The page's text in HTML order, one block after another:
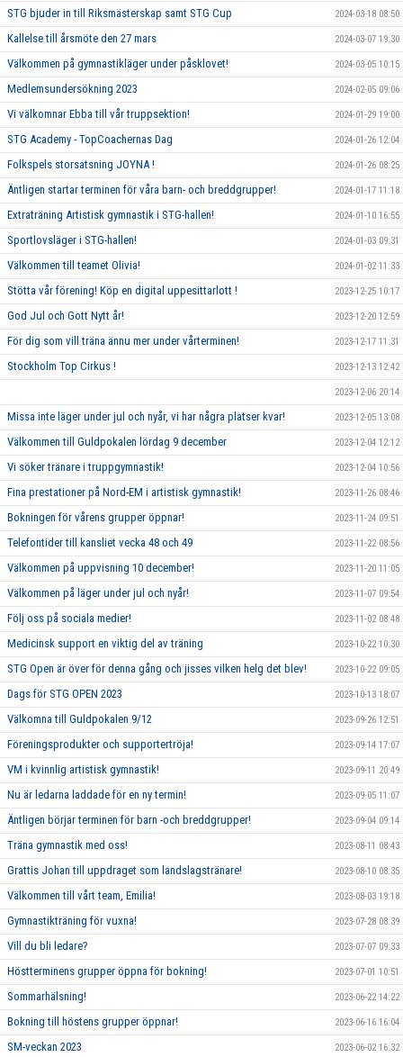
STG bjuder in till Riksmästerskap samt STG Cup 2024-03-18 08:50
Kallelse till årsmöte den 27 mars 2024-03-07 19:30
Välkommen på gymnastikläger under påsklovet! 2024-03-05 10:15
Medlemsundersökning 2023 2024-02-05 09:06
Vi välkomnar Ebba till vår truppsektion! 2024-01-29 19:00
STG Academy - TopCoachernas Dag 2024-01-26 12:04
Folkspels storsatsning JOYNA ! 2024-01-26 08:25
Äntligen startar terminen för våra barn- och breddgrupper! 2024-01-17 11:18
Extraträning Artistisk gymnastik i STG-hallen! 2024-01-10 16:55
Sportlovsläger i STG-hallen! 2024-01-03 09:31
Välkommen till teamet Olivia! 2024-01-02 11:33
Stötta vår förening! Köp en digital uppesittarlott ! 2023-12-25 10:17
God Jul och Gott Nytt år! 2023-12-20 12:59
För dig som vill träna ännu mer under vårterminen! 2023-12-17 11:31
Stockholm Top Cirkus ! 2023-12-13 12:42
2023-12-06 20:14
Missa inte läger under jul och nyår, vi har några platser kvar! 2023-12-05 13:08
Välkommen till Guldpokalen lördag 9 december 2023-12-04 12:12
Vi söker tränare i truppgymnastik! 2023-12-04 10:56
Fina prestationer på Nord-EM i artistisk gymnastik! 2023-11-26 08:46
Bokningen för vårens grupper öppnar! 2023-11-24 09:51
Telefontider till kansliet vecka 48 och 49 2023-11-22 08:56
Välkommen på uppvisning 10 december! 2023-11-20 11:05
Välkommen på läger under jul och nyår! 2023-11-07 09:54
Följ oss på sociala medier! 2023-11-02 08:48
Medicinsk support en viktig del av träning 2023-10-22 10:30
STG Open är över för denna gång och jisses vilken helg det blev! 2023-10-22 09:05
Dags för STG OPEN 2023 2023-10-13 18:07
Välkomna till Guldpokalen 9/12 2023-09-26 12:51
Föreningsprodukter och supportertröja! 2023-09-14 17:07
VM i kvinnlig artistisk gymnastik! 2023-09-11 20:49
Nu är ledarna laddade för en ny termin! 2023-09-05 11:07
Äntligen börjar terminen för barn -och breddgrupper! 2023-09-04 09:14
Träna gymnastik med oss! 2023-08-11 08:43
Grattis Johan till uppdraget som landslagstränare! 2023-08-10 08:35
Välkommen till vårt team, Emilia! 2023-08-03 19:18
Gymnastikträning för vuxna! 2023-07-28 08:39
Vill du bli ledare? 2023-07-07 09:33
Höstterminens grupper öppna för bokning! 2023-07-01 10:51
Sommarhälsning! 2023-06-22 14:22
Bokning till höstens grupper öppnar! 2023-06-16 16:04
SM-veckan 2023 2023-06-02 16:32